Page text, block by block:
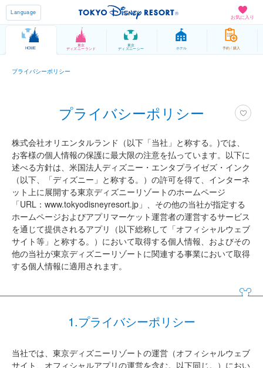
お気に入り
Language
HOME
東京
ディズニーランド
東京
ディズニーシー ホテル 予約 / 購入
プライバシーポリシー
プライバシーポリシー
株式会社オリエンタルランド（以下「当社」と称する。)では、
お客様の個人情報の保護に最大限の注意を払っています。以下に
述べる方針は、米国法人ディズニー・エンタプライゼズ・インク
（以下、「ディズニー」と称する。）の許可を得て、インターネ
ット上に展開する東京ディズニーリゾートのホームページ
「URL：www.tokyodisneyresort.jp」、その他の当社が指定する
ホームページおよびアプリマーケット運営者の運営するサービス
を通じて提供されるアプリ（以下総称して「オフィシャルウェブ
サイト等」と称する。）において取得する個人情報、およびその
他の当社が東京ディズニーリゾートに関連する事業において取得
する個人情報に適用されます。
1.プライバシーポリシー
当社では、東京ディズニーリゾートの運営（オフィシャルウェブ
サイト、オフィシャルアプリの運営を含む。以下同じ。）におい